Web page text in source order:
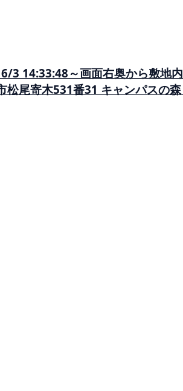
6/3 14:33:48～画面右奥から
松尾寄木531番31 キャンパス